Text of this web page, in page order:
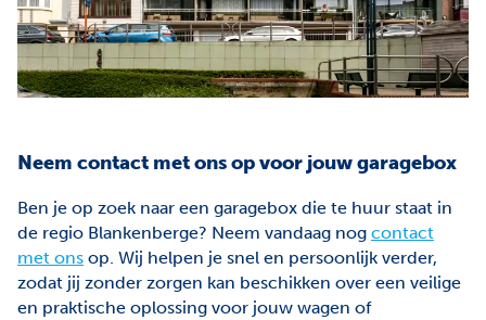
Neem contact met ons op voor jouw garagebox
Ben je op zoek naar een garagebox die te huur staat in
de regio Blankenberge? Neem vandaag nog contact
met ons op. Wij helpen je snel en persoonlijk verder,
zodat jij zonder zorgen kan beschikken over een veilige
en praktische oplossing voor jouw wagen of